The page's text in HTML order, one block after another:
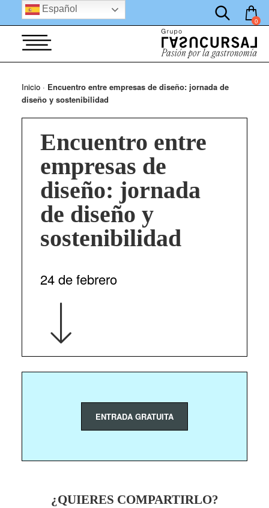
contenido
por:
0
Inicio · Encuentro entre empresas de diseño: jornada de
diseño y sostenibilidad
Encuentro entre
empresas de
diseño: jornada
de diseño y
sostenibilidad
24 de febrero
ENTRADA GRATUITA
¿QUIERES COMPARTIRLO?
Español